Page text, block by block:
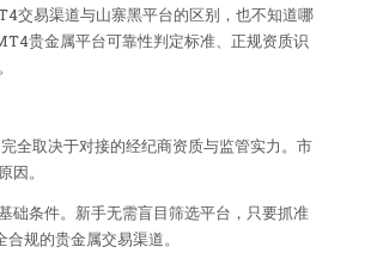
交易渠道与山寨黑平台的区别，也不知道哪
贵金属平台可靠性判定标准、正规资质识
全取决于对接的经纪商资质与监管实力。市
。
础条件。新手无需盲目筛选平台，只要抓准
规的贵金属交易渠道。